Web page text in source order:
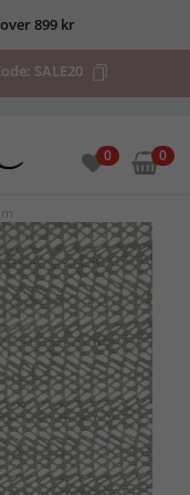
899 kr
SALE20
0 0